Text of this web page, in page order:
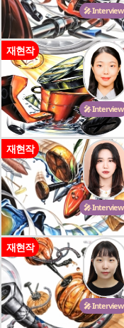
🎤 Interview
🎤 Interview
재현작
🎤 Interview
재현작
🎤 Interview
재현작